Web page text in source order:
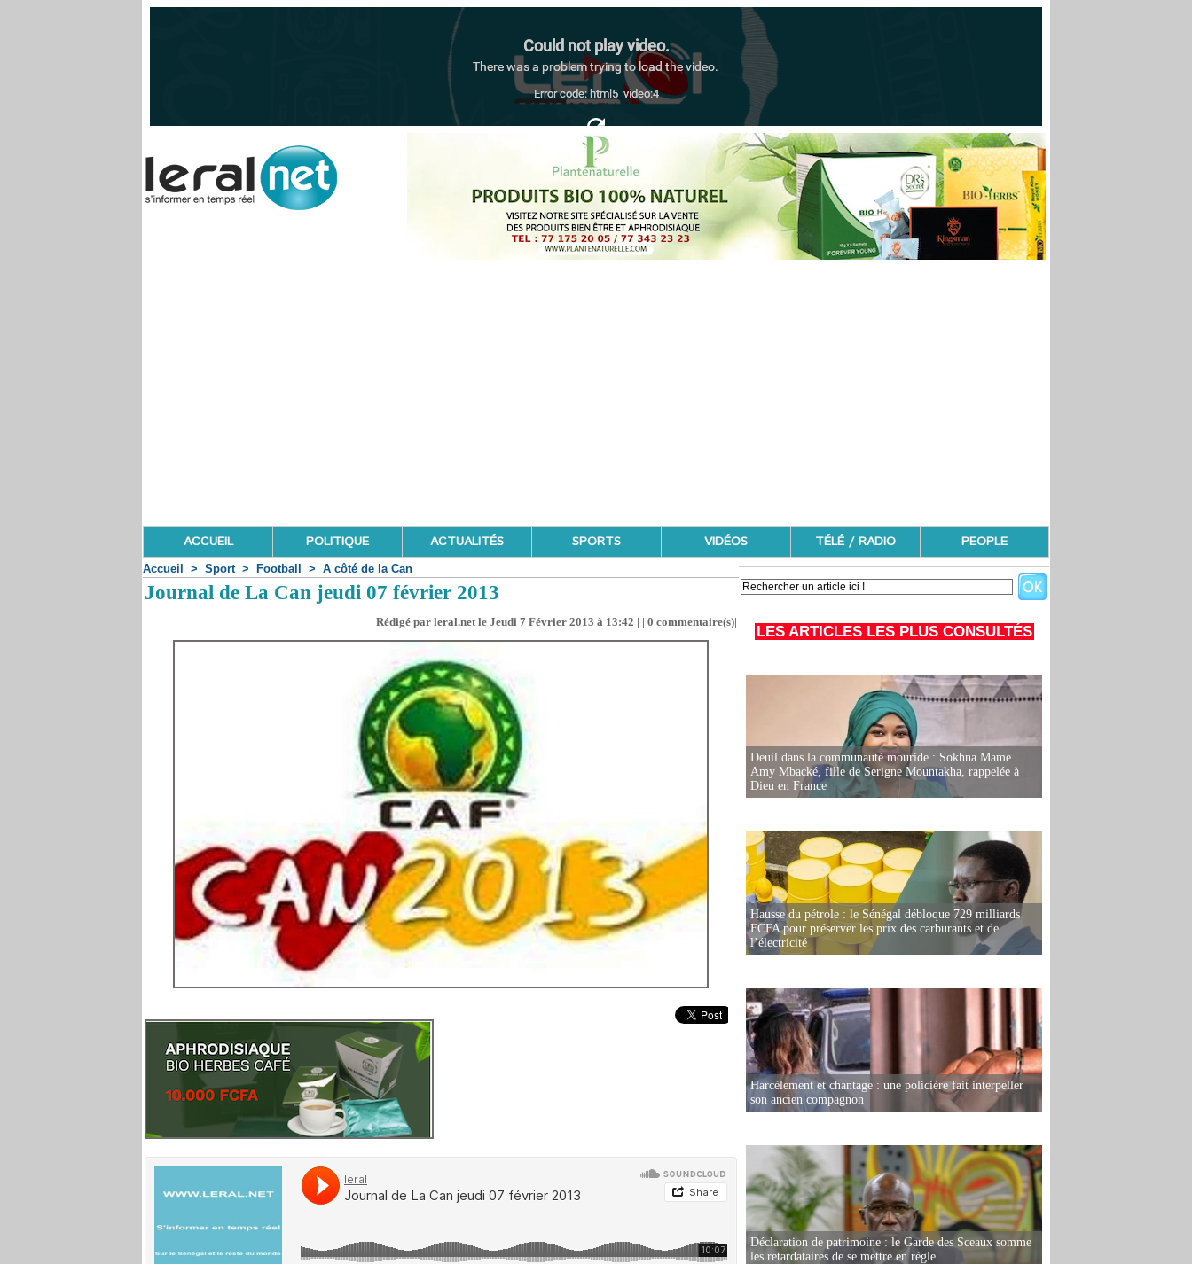
ACCUEIL POLITIQUE ACTUALITÉS SPORTS VIDÉOS TÉLÉ / RADIO PEOPLE
Accueil > Sport > Football > A côté de la Can
Journal de La Can jeudi 07 février 2013
Rédigé par leral.net le Jeudi 7 Février 2013 à 13:42 | | 0 commentaire(s)|
LES ARTICLES LES PLUS CONSULTÉS
Deuil dans la communauté mouride : Sokhna Mame
Amy Mbacké, fille de Serigne Mountakha, rappelée à
Dieu en France
Hausse du pétrole : le Sénégal débloque 729 milliards
FCFA pour préserver les prix des carburants et de
l’électricité
Harcèlement et chantage : une policière fait interpeller
son ancien compagnon
Déclaration de patrimoine : le Garde des Sceaux somme
les retardataires de se mettre en règle